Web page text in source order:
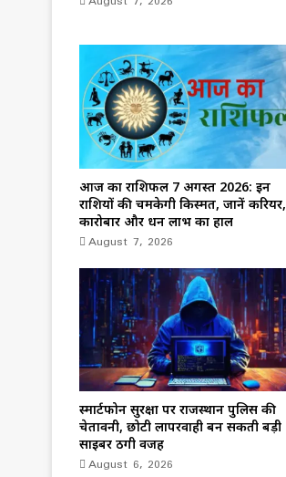
आज का राशिफल 7 अगस्त 2026: इन
राशियों की चमकेगी किस्मत, जानें करियर,
कारोबार और धन लाभ का हाल
August 7, 2026
स्मार्टफोन सुरक्षा पर राजस्थान पुलिस की
चेतावनी, छोटी लापरवाही बन सकती बड़ी
साइबर ठगी वजह
August 6, 2026